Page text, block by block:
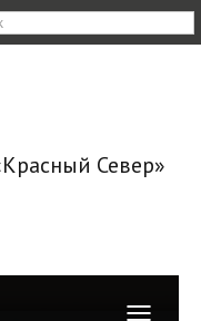
Север»